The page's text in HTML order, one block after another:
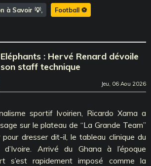
à Savoir 💡 Football ⚽️
Eléphants : Hervé Renard dévoile
son staff technique
Jeu, 06 Aou 2026
sportif Ivoirien, Ricardo Xama a
sur le plateau de ‘‘La Grande Team’’
dresser dit-il, le tableau clinique du
Arrivé du Ghana à l’époque
s’est rapidement imposé comme la